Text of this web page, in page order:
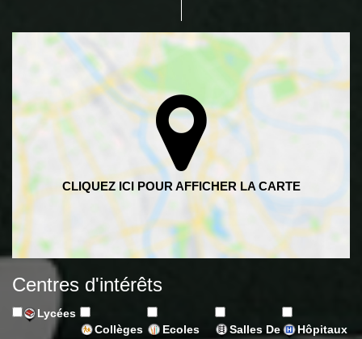
Centres d'intérêts
Lycées
Collèges
Ecoles
Salles De
Hôpitaux